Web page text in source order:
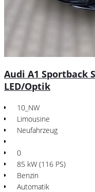
Audi A1 Sportback
LED/Optik
10_NW
Limousine
Neufahrzeug
0
85 kW (116 PS)
Benzin
Automatik